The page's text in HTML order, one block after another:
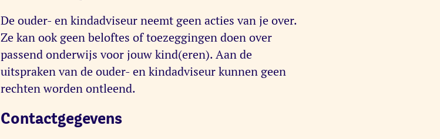
De ouder- en kindadviseur neemt geen acties van je over.
Ze kan ook geen beloftes of toezeggingen doen over
passend onderwijs voor jouw kind(eren). Aan de
uitspraken van de ouder- en kindadviseur kunnen geen
rechten worden ontleend.
Contactgegevens